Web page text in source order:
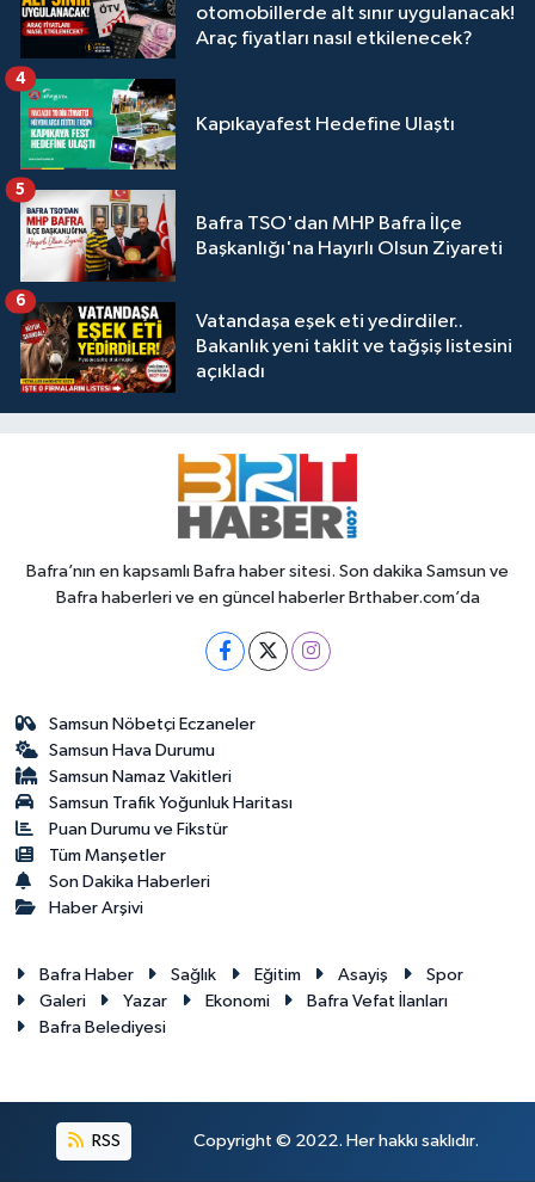
otomobillerde alt sınır uygulanacak!
Araç fiyatları nasıl etkilenecek?
Kapıkayafest Hedefine Ulaştı
4
Bafra TSO'dan MHP Bafra İlçe
Başkanlığı'na Hayırlı Olsun Ziyareti
5
Vatandaşa eşek eti yedirdiler..
Bakanlık yeni taklit ve tağşiş listesini
açıkladı
6
Bafra’nın en kapsamlı Bafra haber sitesi. Son dakika Samsun ve
Bafra haberleri ve en güncel haberler Brthaber.com’da
Samsun Nöbetçi Eczaneler
Samsun Hava Durumu
Samsun Namaz Vakitleri
Samsun Trafik Yoğunluk Haritası
Puan Durumu ve Fikstür
Tüm Manşetler
Son Dakika Haberleri
Haber Arşivi
Bafra Haber Sağlık Eğitim Asayiş
Spor
Galeri
Yazar Ekonomi
Bafra Vefat İlanları
Bafra Belediyesi
RSS Copyright © 2022. Her hakkı saklıdır.